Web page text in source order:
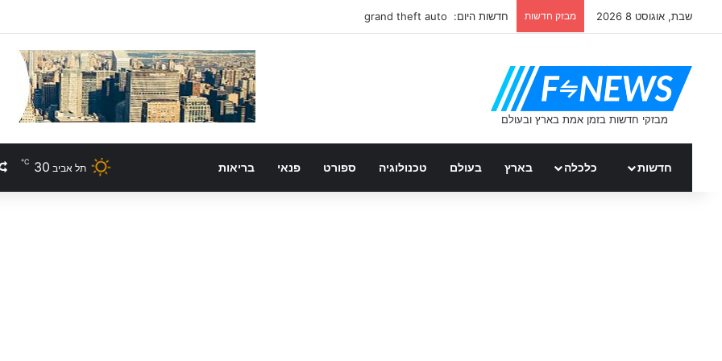
שבת, אוגוסט 8 2026 מבזק חדשות חדשות היום: grand theft auto
חדשות כלכלה בארץ בעולם טכנולוגיה ספורט פנאי בריאות תל אביב 30
℃